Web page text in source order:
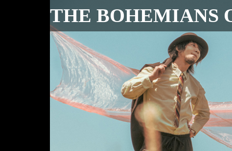
THE BOHEMIANS